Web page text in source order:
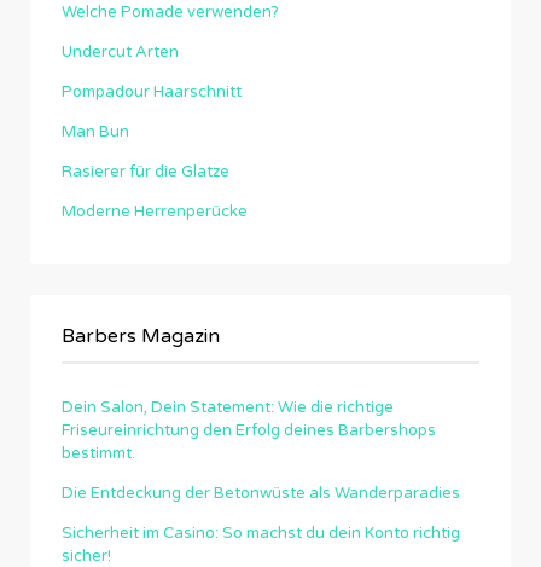
Welche Pomade verwenden?
Undercut Arten
Pompadour Haarschnitt
Man Bun
Rasierer für die Glatze
Moderne Herrenperücke
Barbers Magazin
Dein Salon, Dein Statement: Wie die richtige
Friseureinrichtung den Erfolg deines Barbershops
bestimmt.
Die Entdeckung der Betonwüste als Wanderparadies
Sicherheit im Casino: So machst du dein Konto richtig
sicher!